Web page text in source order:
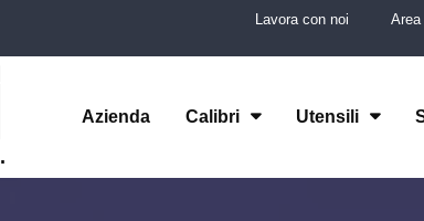
Lavora con noi Area
.
Azienda Calibri Utensili